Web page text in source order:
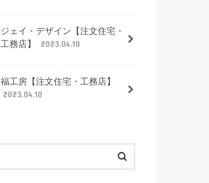
ジェイ・デザイン【注文住宅・
工務店】
2023.04.10
福工房【注文住宅・工務店】
2023.04.10